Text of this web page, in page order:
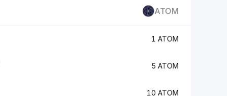
ATOM
1 ATOM
5 ATOM
10 ATOM